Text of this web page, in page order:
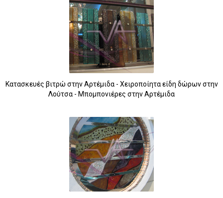
Κατασκευές βιτρώ στην Αρτέμιδα - Χειροποίητα είδη δώρων στην
Λούτσα - Μπομπονιέρες στην Αρτέμιδα